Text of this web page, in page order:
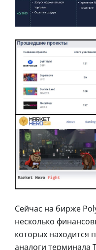
Сейчас на бирже
несколько
которых находится
аналоги терминала